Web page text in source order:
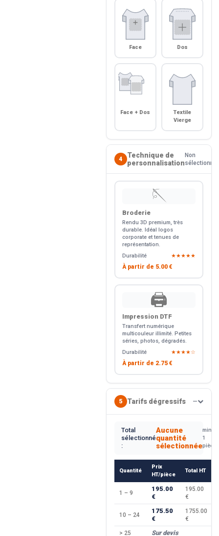
Face Dos
Face + Dos
Textile
Vierge
4
Technique de
personnalisation
Non
sélectionné
🪡
Broderie
Rendu 3D premium, très
durable. Idéal logos
corporate et tenues de
représentation.
Durabilité
★★★★★
À partir de 5.00 €
🖨️
Impression DTF
Transfert numérique
multicouleur illimité. Petites
séries, photos, dégradés.
Durabilité
★★★★☆
À partir de 2.75 €
5 Tarifs dégressifs —
Total
sélectionné
:
Aucune
quantité
sélectionnée
min.
1
pièce
Quantité
Prix
HT/pièce
Total HT
1 – 9
195.00
€
195.00
€
10 – 24
175.50
€
1755.00
€
> 25 Sur devis